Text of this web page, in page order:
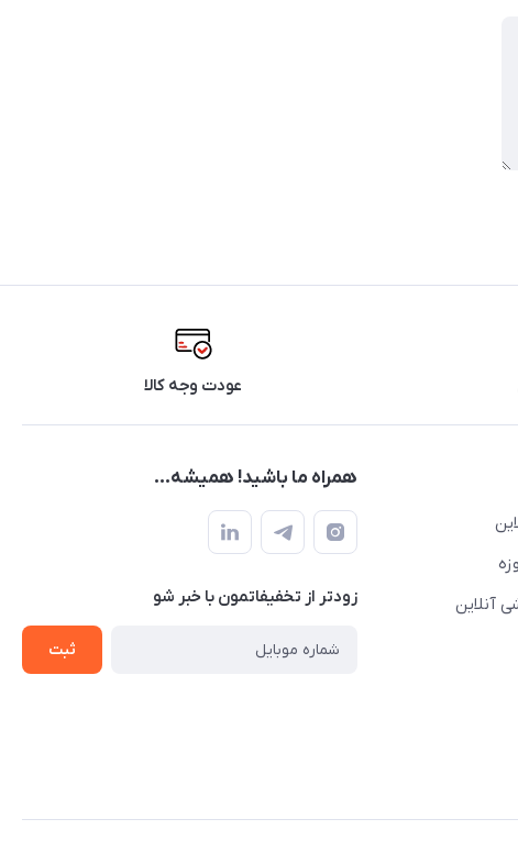
عودت وجه کالا
آنلاین
همراه ما باشید! همیشه...
زودتر از تخفیفاتمون با خبر شو
ثبت